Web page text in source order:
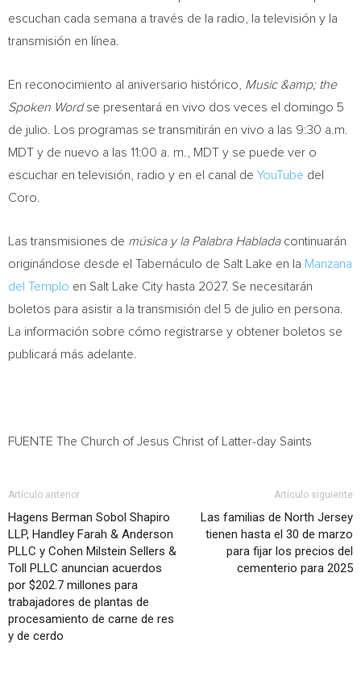
escuchan cada semana a través de la radio, la televisión y la
transmisión en línea.
En reconocimiento al aniversario histórico, Music &amp; the
Spoken Wordse presentará en vivo dos veces el domingo 5
de julio. Los programas se transmitirán en vivo a las 9:30 a.m.
MDT y de nuevo a las 11:00 a. m., MDT y se puede ver o
escuchar en televisión, radio y en el canal de YouTube del
Coro.
Las transmisiones de música y la Palabra Habladacontinuarán
originándose desde el Tabernáculo de Salt Lake en la Manzana
del Templo en Salt Lake City hasta 2027. Se necesitarán
boletos para asistir a la transmisión del 5 de julio en persona.
La información sobre cómo registrarse y obtener boletos se
publicará más adelante.
FUENTE The Church of Jesus Christ of Latter-day Saints
Artículo anterior
Hagens Berman Sobol Shapiro
LLP, Handley Farah & Anderson
PLLC y Cohen Milstein Sellers &
Toll PLLC anuncian acuerdos
por $202.7 millones para
trabajadores de plantas de
procesamiento de carne de res
y de cerdo
Artículo siguiente
Las familias de North Jersey
tienen hasta el 30 de marzo
para fijar los precios del
cementerio para 2025